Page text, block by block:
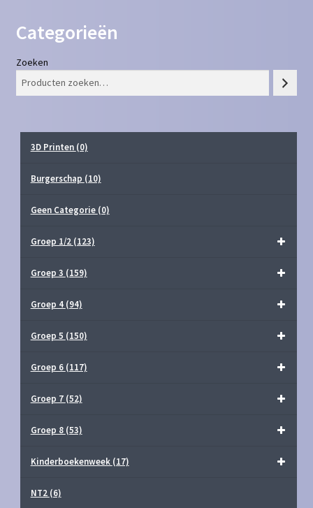
Categorieën
Zoeken
3D Printen (0)
Burgerschap (10)
Geen Categorie (0)
Groep 1/2 (123)
Groep 3 (159)
Groep 4 (94)
Groep 5 (150)
Groep 6 (117)
Groep 7 (52)
Groep 8 (53)
Kinderboekenweek (17)
NT2 (6)